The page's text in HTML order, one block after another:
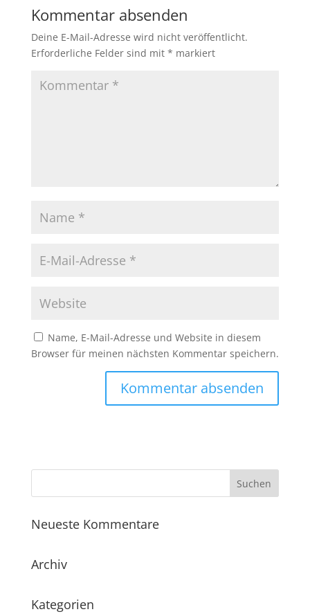
Kommentar absenden
Deine E-Mail-Adresse wird nicht veröffentlicht.
Erforderliche Felder sind mit * markiert
Name, E-Mail-Adresse und Website in diesem
Browser für meinen nächsten Kommentar speichern.
Neueste Kommentare
Archiv
Kategorien